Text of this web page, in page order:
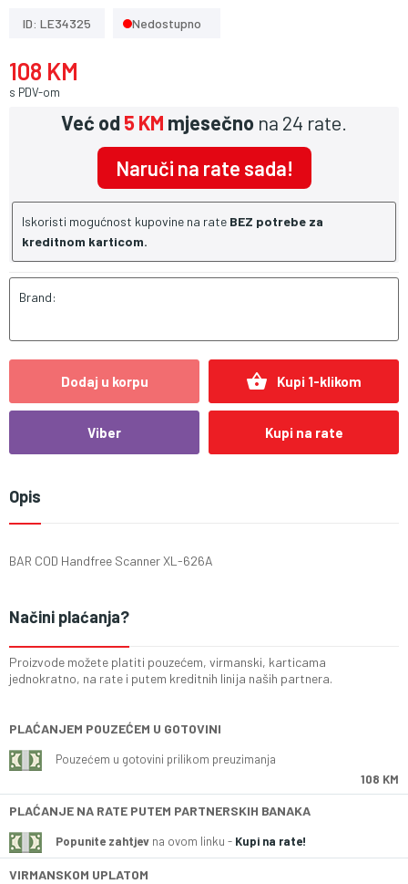
ID: LE34325 Nedostupno
108 KM
s PDV-om
Već od5 KM mjesečno na 24 rate.
Naruči na rate sada!
Iskoristi mogućnost kupovine na rate BEZ potrebe za
kreditnom karticom.
Brand:
Dodaj u korpu shopping_basket Kupi 1-klikom
Viber Kupi na rate
Opis
BAR COD Handfree Scanner XL-626A
Načini plaćanja?
Proizvode možete platiti pouzećem, virmanski, karticama
jednokratno, na rate i putem kreditnih linija naših partnera.
PLAĆANJEM POUZEĆEM U GOTOVINI
Pouzećem u gotovini prilikom preuzimanja
108 KM
PLAĆANJE NA RATE PUTEM PARTNERSKIH BANAKA
Popunite zahtjev na ovom linku - Kupi na rate!
VIRMANSKOM UPLATOM